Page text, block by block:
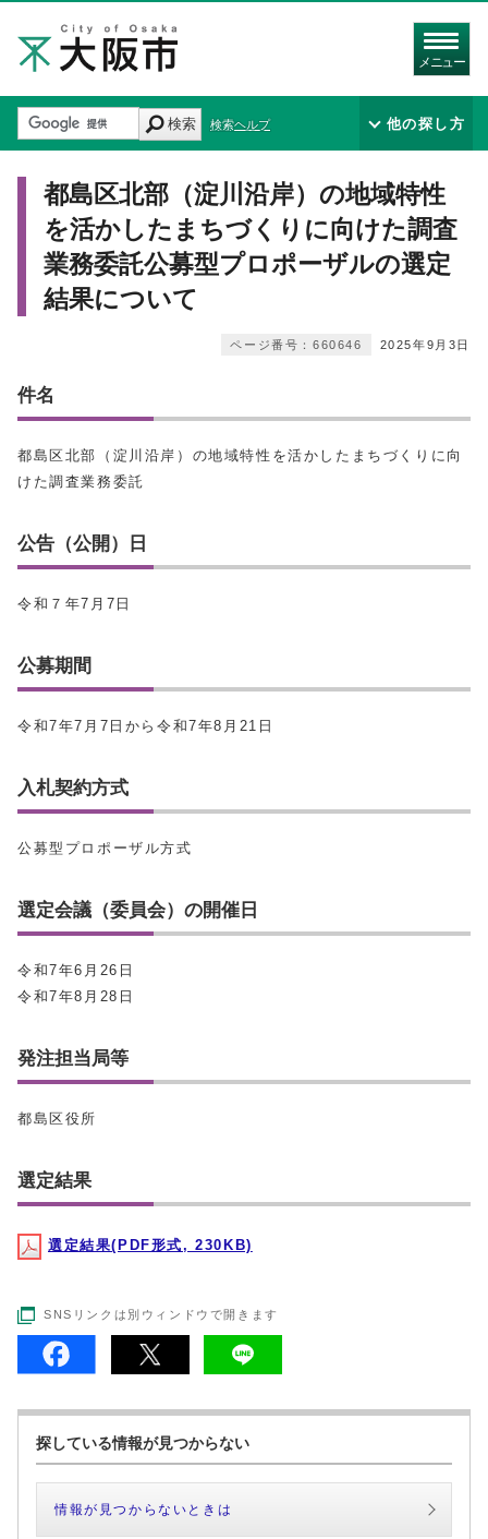
メニュー
検索 検索ヘルプ 他の探し方
都島区北部（淀川沿岸）の地域特性
を活かしたまちづくりに向けた調査
業務委託公募型プロポーザルの選定
結果について
2025年9月3日
ページ番号：660646
件名
都島区北部（淀川沿岸）の地域特性を活かしたまちづくりに向
けた調査業務委託
公告（公開）日
令和７年7月7日
公募期間
令和7年7月7日から令和7年8月21日
入札契約方式
公募型プロポーザル方式
選定会議（委員会）の開催日
令和7年6月26日
令和7年8月28日
発注担当局等
都島区役所
選定結果
選定結果(PDF形式, 230KB)
SNSリンクは別ウィンドウで開きます
探している情報が見つからない
情報が見つからないときは